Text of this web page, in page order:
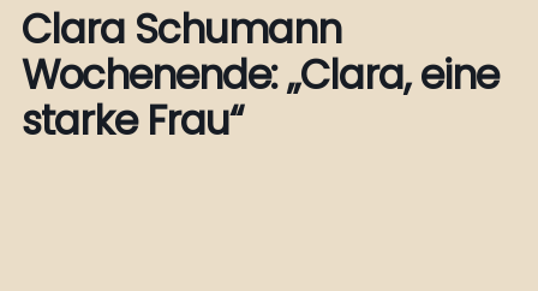
Clara Schumann
Wochenende: „Clara, eine
starke Frau“